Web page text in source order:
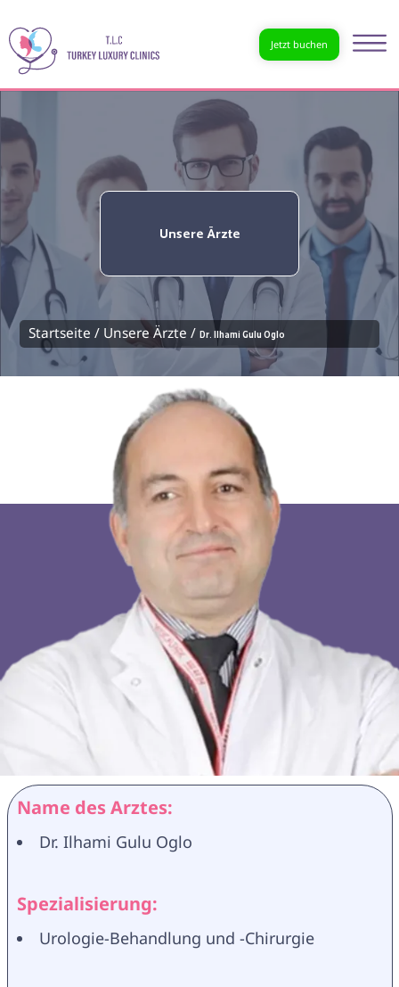
Jetzt buchen
Unsere Ärzte
Startseite / Unsere Ärzte /Dr. Ilhami Gulu Oglo
Name des Arztes:
Dr. Ilhami Gulu Oglo
Spezialisierung:
Urologie-Behandlung und -Chirurgie